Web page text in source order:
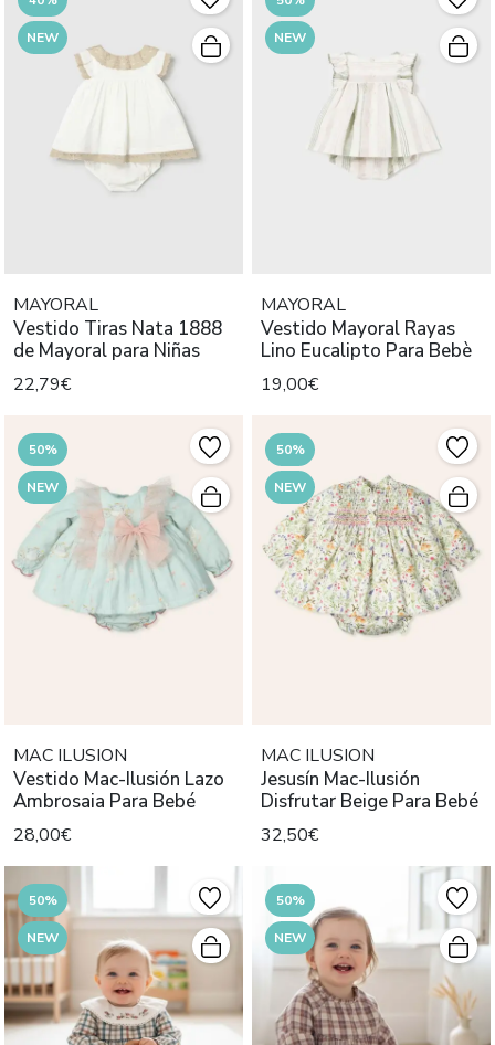
NEW
MAYORAL
Vestido Tiras Nata 1888
de Mayoral para Niñas
22,79€
NEW
MAYORAL
Vestido Mayoral Rayas
Lino Eucalipto Para Bebè
19,00€
50%
NEW
MAC ILUSION
Vestido Mac-Ilusión Lazo
Ambrosaia Para Bebé
28,00€
50%
NEW
MAC ILUSION
Jesusín Mac-Ilusión
Disfrutar Beige Para Bebé
32,50€
50%
NEW
50%
NEW